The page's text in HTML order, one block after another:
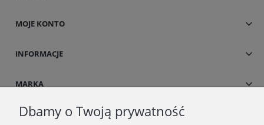
MOJE KONTO
INFORMACJE
MARKA
Dbamy o Twoją prywatność